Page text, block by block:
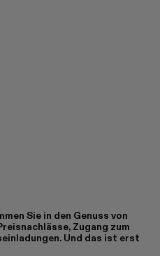
Sie in den Genuss von
Zugang zum
Und das ist erst